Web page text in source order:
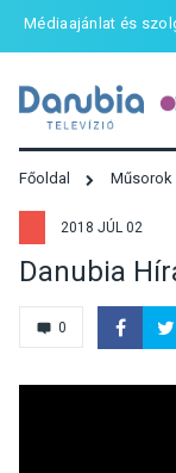
Médiaajánlat és
Főoldal Műsorok
2018 JÚL 02
Danubia
0